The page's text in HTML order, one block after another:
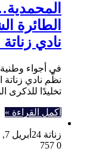
الطائرة
نادي
في أجواء وطنية
نظّم نادي زناتة
تخليدًا للذكرى
أكمل القراءة »
زناتة 24
أبريل 7, 2025
0